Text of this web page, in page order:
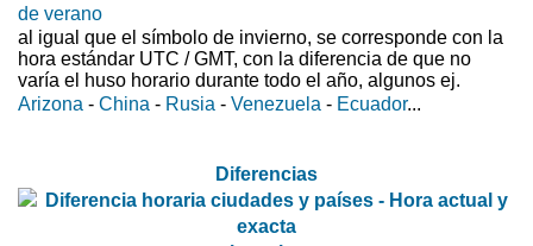
al igual que el símbolo de invierno, se corresponde con la
hora estándar UTC / GMT, con la diferencia de que no
varía el huso horario durante todo el año, algunos ej.
Arizona - China - Rusia - Venezuela - Ecuador...
Diferencias